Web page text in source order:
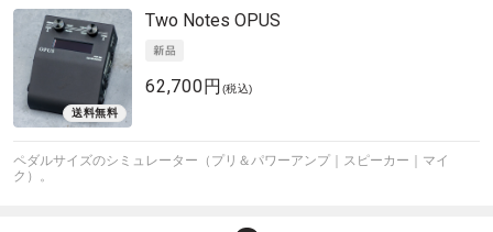
Two Notes OPUS
62,700円 (税込)
ペダルサイズのシミュレーター（プリ＆パワーアンプ｜スピーカー｜マイ
ク）。